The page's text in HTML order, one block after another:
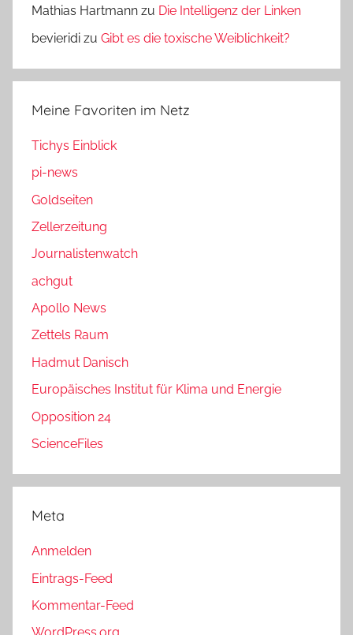
Mathias Hartmann zu Die Intelligenz der Linken
bevieridi zu Gibt es die toxische Weiblichkeit?
Meine Favoriten im Netz
Tichys Einblick
pi-news
Goldseiten
Zellerzeitung
Journalistenwatch
achgut
Apollo News
Zettels Raum
Hadmut Danisch
Europäisches Institut für Klima und Energie
Opposition 24
ScienceFiles
Meta
Anmelden
Eintrags-Feed
Kommentar-Feed